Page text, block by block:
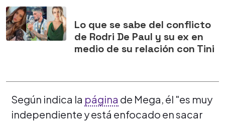
Lo que se sabe del conflicto
de Rodri De Paul y su ex en
medio de su relación con Tini
Según indica la página de Mega, él "es muy
independiente y está enfocado en sacar